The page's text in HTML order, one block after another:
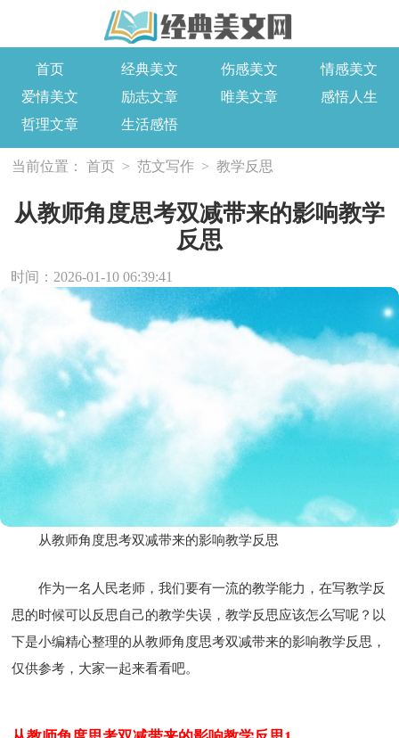
首页 经典美文 伤感美文
情感美文
爱情美文
励志文章 唯美文章
感悟人生
哲理文章
生活感悟
当前位置： 首页 > 范文写作 > 教学反思
从教师角度思考双减带来的影响教学
反思
时间：2026-01-10 06:39:41
从教师角度思考双减带来的影响教学反思
作为一名人民老师，我们要有一流的教学能力，在写教学反
思的时候可以反思自己的教学失误，教学反思应该怎么写呢？以
下是小编精心整理的从教师角度思考双减带来的影响教学反思，
仅供参考，大家一起来看看吧。